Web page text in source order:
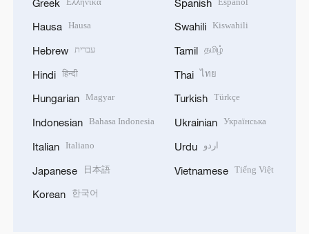
Hausa Hausa
Hebrew עברית
Hindi हिन्दी
Hungarian Magyar
Indonesian Bahasa Indonesia
Italian Italiano
Japanese 日本語
Korean 한국어
Swahili Kiswahili
Tamil தமிழ்
Thai ไทย
Turkish Türkçe
Ukrainian Українська
Urdu اردو
Vietnamese Tiếng Việt